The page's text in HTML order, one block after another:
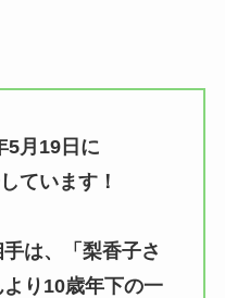
5月19日に
ています！
は、「梨香子さ
り10歳年下の一